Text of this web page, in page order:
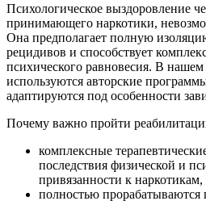
Психологическое выздоровление
принимающего наркотики,
Она предполагает полную
рецидивов и способствует
психического равновесия. В
используются авторские
адаптируются под особенности
Почему важно пройти
комплексные
последствия физической и
привязанности к наркотикам,
полностью